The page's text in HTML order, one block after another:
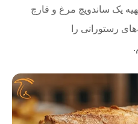
یک ساندویچ مرغ و قارچ
رستورانی را